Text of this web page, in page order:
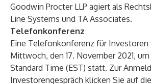
Goodwin Procter LLP agiert als
Line Systems und TA Associates.
Telefonkonferenz
Eine Telefonkonferenz für Investoren
Mittwoch, den 17. November 2021, um
Standard Time (EST) statt. Zur
Investorengespräch klicken Sie auf